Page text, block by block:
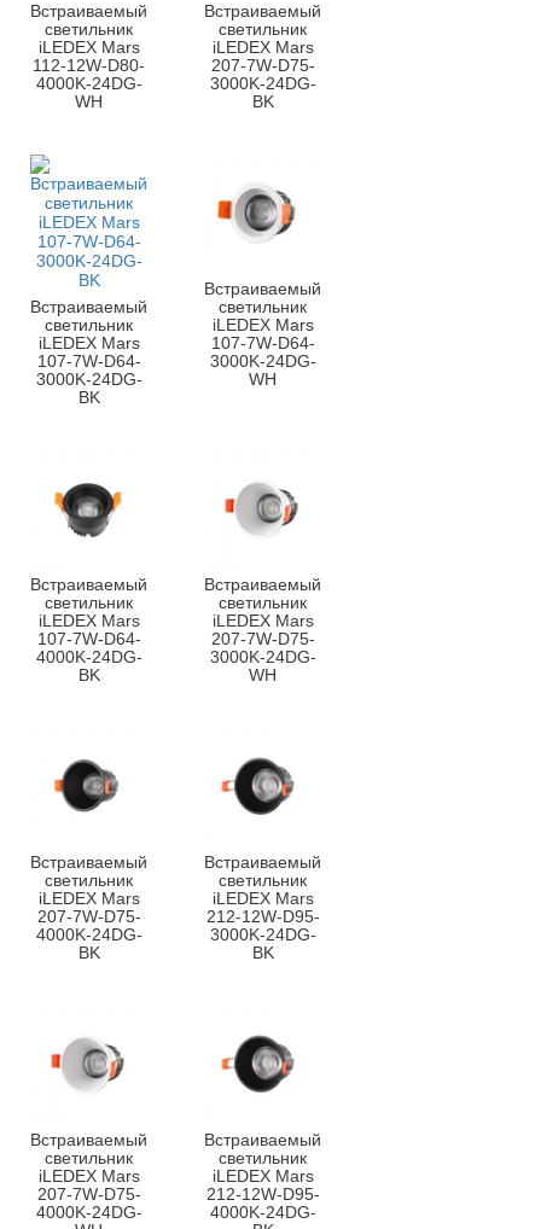
Встраиваемый
светильник
iLEDEX Mars
112-12W-D80-
4000K-24DG-
WH
Встраиваемый
светильник
iLEDEX Mars
207-7W-D75-
3000K-24DG-
BK
Встраиваемый
светильник
iLEDEX Mars
107-7W-D64-
3000K-24DG-
BK
Встраиваемый
светильник
iLEDEX Mars
107-7W-D64-
3000K-24DG-
WH
Встраиваемый
светильник
iLEDEX Mars
107-7W-D64-
4000K-24DG-
BK
Встраиваемый
светильник
iLEDEX Mars
207-7W-D75-
3000K-24DG-
WH
Встраиваемый
светильник
iLEDEX Mars
207-7W-D75-
4000K-24DG-
BK
Встраиваемый
светильник
iLEDEX Mars
212-12W-D95-
3000K-24DG-
BK
Встраиваемый
светильник
iLEDEX Mars
207-7W-D75-
4000K-24DG-
Встраиваемый
светильник
iLEDEX Mars
212-12W-D95-
4000K-24DG-